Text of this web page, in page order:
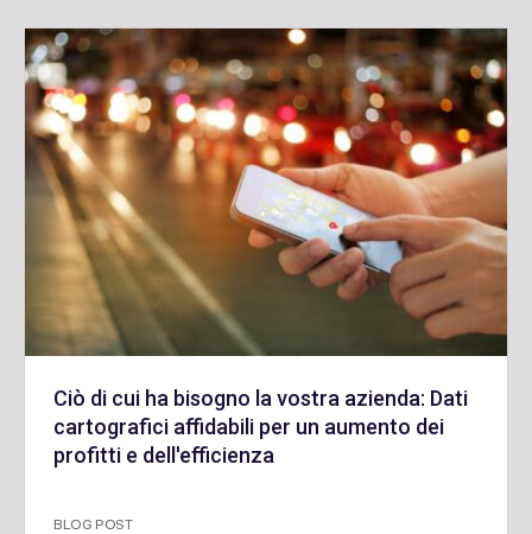
Ciò di cui ha bisogno la vostra azienda: Dati
cartografici affidabili per un aumento dei
profitti e dell'efficienza
BLOG POST